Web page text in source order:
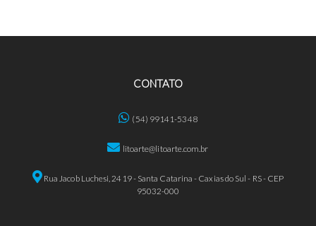
CONTATO
(54) 99141-5348
litoarte@litoarte.com.br
Rua Jacob Luchesi, 2419 - Santa Catarina - Caxias do Sul - RS - CEP
95032-000